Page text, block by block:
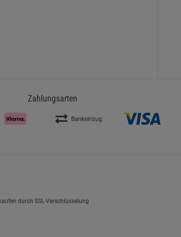
Zahlungsarten
durch SSL-Verschlüsselung